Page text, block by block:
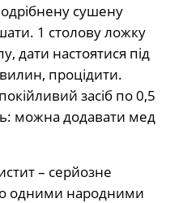
сушену
1 столову ложку
дати настоятися під
процідити.
засіб по 0,5
можна додавати мед
– серйозне
одними народними